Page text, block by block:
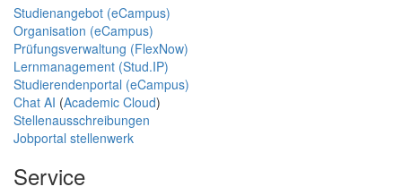
Studienangebot (eCampus)
Organisation (eCampus)
Prüfungsverwaltung (FlexNow)
Lernmanagement (Stud.IP)
Studierendenportal (eCampus)
Chat AI (Academic Cloud)
Stellenausschreibungen
Jobportal stellenwerk
Service